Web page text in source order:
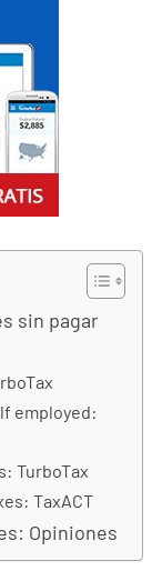
sin pagar
employed:
TurboTax
TaxACT
Opiniones